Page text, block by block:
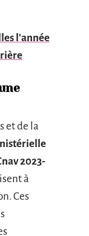
l'année
et de la
2023-
à
Ces